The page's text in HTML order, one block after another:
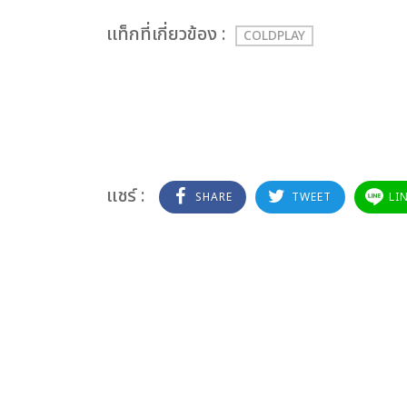
เเท็กที่เกี่ยวข้อง : COLDPLAY
แชร์ : SHARE TWEET